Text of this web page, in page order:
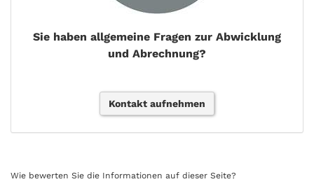
Sie haben allgemeine Fragen zur Abwicklung
und Abrechnung?
Kontakt aufnehmen
Wie bewerten Sie die Informationen auf dieser Seite?